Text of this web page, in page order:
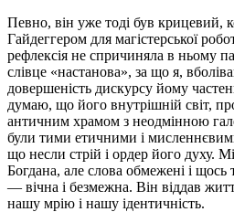
Певно, він уже тоді був крицевий,
Гайдеггером для магістерської
рефлексія не спричиняла в ньому
слівце «настанова», за що я,
довершеність дискурсу йому
думаю, що його внутрішній світ,
античним храмом з неодмінною
були тими етичними і
що несли стрій і ордер його духу.
Богдана, але слова обмежені і щось
— вічна і безмежна. Він віддав
нашу мрію і нашу ідентичність.